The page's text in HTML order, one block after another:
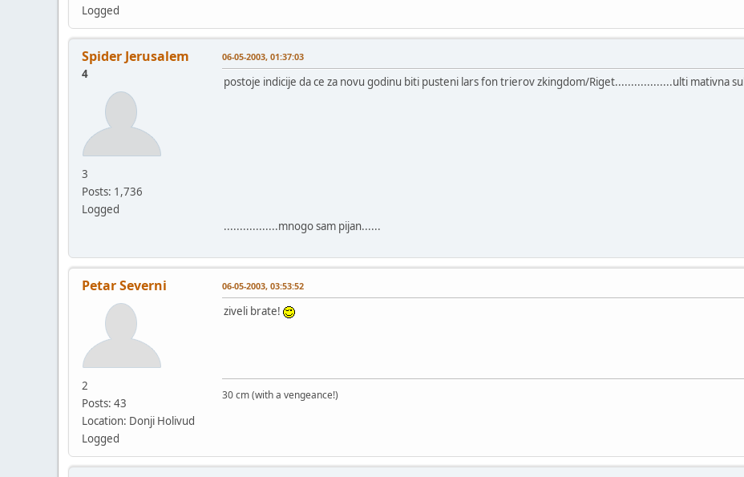
Logged
Spider Jerusalem
4
3
Posts: 1,736
Logged
06-05-2003, 01:37:03
postoje indicije da ce za novu godinu biti pusteni lars fon trierov zkingdom/Riget..................ulti mativna
.................mnogo sam pijan......
Petar Severni
2
Posts: 43
Location: Donji Holivud
Logged
06-05-2003, 03:53:52
ziveli brate!
30 cm (with a vengeance!)